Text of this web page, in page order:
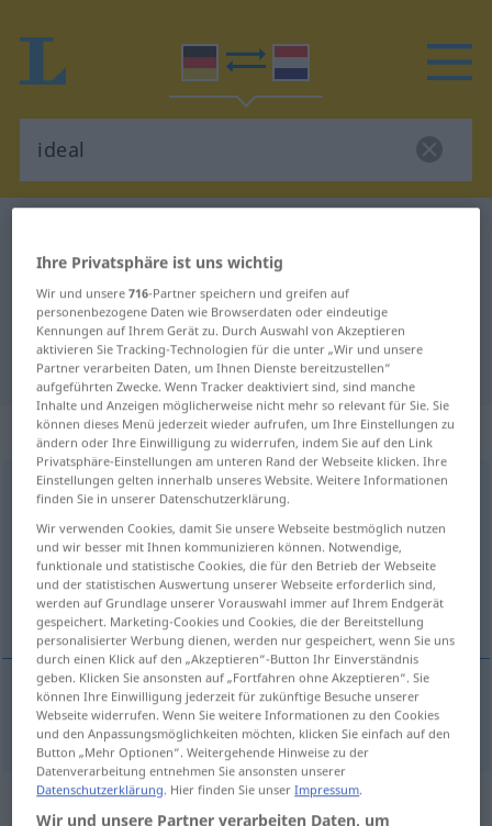
Deutsch-Niederländisch
Übersetzung für "ideal"
"ideal" Niederländisch Übersetzung
„ideal“
ideal
Übersicht aller Übersetzungen
(Für mehr Details die Übersetzung anklicken/antippen)
ideaal
ideaal ideal
Synonyme für "ideal"
Ihre Privatsphäre ist uns wichtig
Wir und unsere716-Partner speichern und greifen auf
personenbezogene Daten wie Browserdaten oder eindeutige
Kennungen auf Ihrem Gerät zu. Durch Auswahl von Akzeptieren
aktivieren Sie Tracking-Technologien für die unter „Wir und unsere
Partner verarbeiten Daten, um Ihnen Dienste bereitzustellen“
aufgeführten Zwecke. Wenn Tracker deaktiviert sind, sind manche
Inhalte und Anzeigen möglicherweise nicht mehr so relevant für Sie. Sie
können dieses Menü jederzeit wieder aufrufen, um Ihre Einstellungen zu
ändern oder Ihre Einwilligung zu widerrufen, indem Sie auf den Link
Privatsphäre-Einstellungen am unteren Rand der Webseite klicken. Ihre
Einstellungen gelten innerhalb unseres Website. Weitere Informationen
finden Sie in unserer Datenschutzerklärung.
Wir verwenden Cookies, damit Sie unsere Webseite bestmöglich nutzen
und wir besser mit Ihnen kommunizieren können. Notwendige,
funktionale und statistische Cookies, die für den Betrieb der Webseite
und der statistischen Auswertung unserer Webseite erforderlich sind,
werden auf Grundlage unserer Vorauswahl immer auf Ihrem Endgerät
gespeichert. Marketing-Cookies und Cookies, die der Bereitstellung
personalisierter Werbung dienen, werden nur gespeichert, wenn Sie uns
durch einen Klick auf den „Akzeptieren“-Button Ihr Einverständnis
geben. Klicken Sie ansonsten auf „Fortfahren ohne Akzeptieren“. Sie
können Ihre Einwilligung jederzeit für zukünftige Besuche unserer
Webseite widerrufen. Wenn Sie weitere Informationen zu den Cookies
und den Anpassungsmöglichkeiten möchten, klicken Sie einfach auf den
Button „Mehr Optionen“. Weitergehende Hinweise zu der
Datenverarbeitung entnehmen Sie ansonsten unserer
Datenschutzerklärung. Hier finden Sie unserImpressum.
Wir und unsere Partner verarbeiten Daten, um